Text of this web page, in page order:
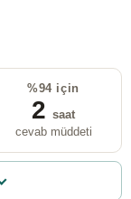
%94 için
2 saat
cevab müddeti